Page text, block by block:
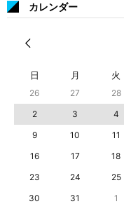
カレンダー
日 月 火
26 27 28
2
3 4
9
10 11
16
17 18
23
24 25
30
31 1